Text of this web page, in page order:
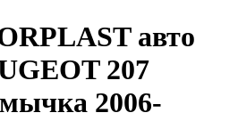
авто
207
2006-